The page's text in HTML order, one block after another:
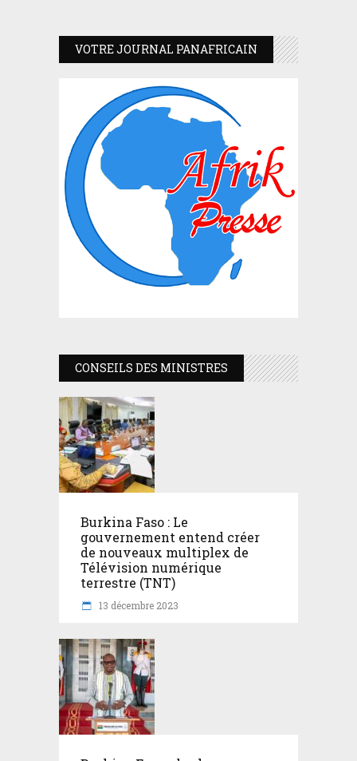
VOTRE JOURNAL PANAFRICAIN
CONSEILS DES MINISTRES
Burkina Faso : Le
gouvernement entend créer
de nouveaux multiplex de
Télévision numérique
terrestre (TNT)
13 décembre 2023